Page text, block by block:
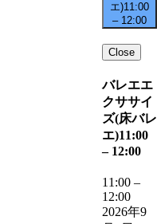
エ)11:00
– 12:00
Close
バレエエ
クササイ
ズ(床バレ
エ)11:00
– 12:00
11:00 –
12:00
2026年9